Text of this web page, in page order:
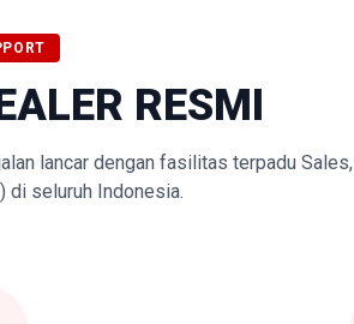
RESMI
lancar dengan fasilitas terpadu Sales,
di seluruh Indonesia.